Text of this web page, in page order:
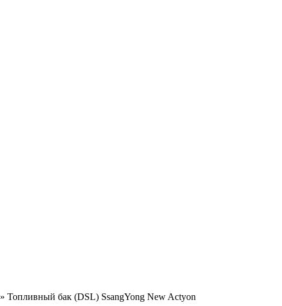
» Топливный бак (DSL) SsangYong New Actyon